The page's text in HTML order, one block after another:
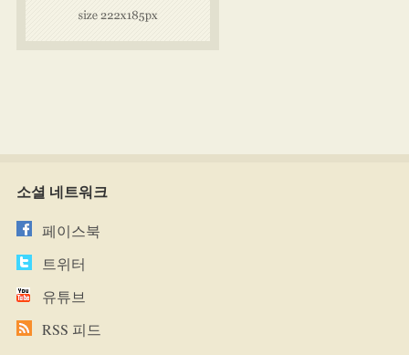
소셜 네트워크
페이스북
트위터
유튜브
RSS 피드